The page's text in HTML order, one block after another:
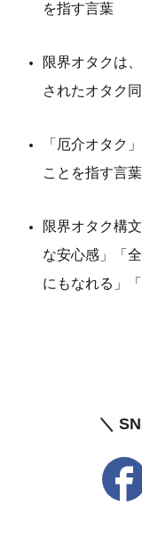
を指す言葉
限界オタクは
されたオタク
「厄介オタク
ことを指す言葉
限界オタク構
な安心感」「
にもなれる」
＼